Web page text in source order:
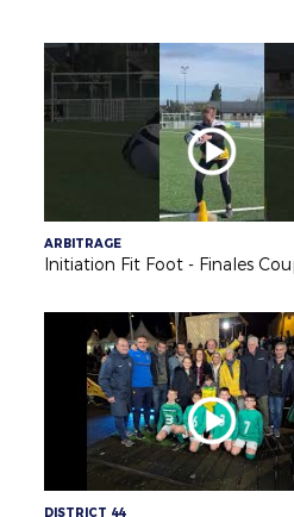
ARBITRAGE
DISTRICT 44